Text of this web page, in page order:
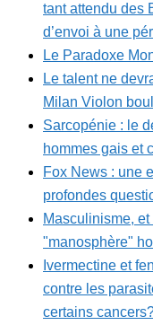
tant attendu des
d’envoi à une
Le Paradoxe
Le talent ne
Milan Violon
Sarcopénie : le
hommes gais et
Fox News : une
profondes
Masculinisme,
"manosphère"
Ivermectine et
contre les
certains